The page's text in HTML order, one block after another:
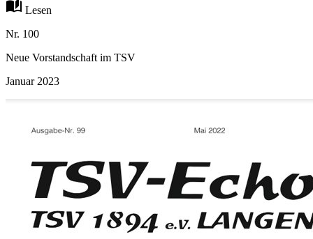
auto_stories Lesen
Nr. 100
Neue Vorstandschaft im TSV
Januar 2023